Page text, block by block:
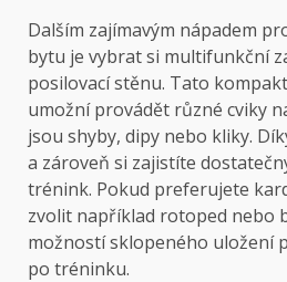
Dalším zajímavým nápadem
bytu je vybrat si multifunkční
posilovací stěnu. Tato
umožní provádět různé cviky
jsou shyby, dipy nebo kliky.
a zároveň si zajistíte
trénink. Pokud preferujete
zvolit například rotoped nebo
možností sklopeného uložení
po tréninku.